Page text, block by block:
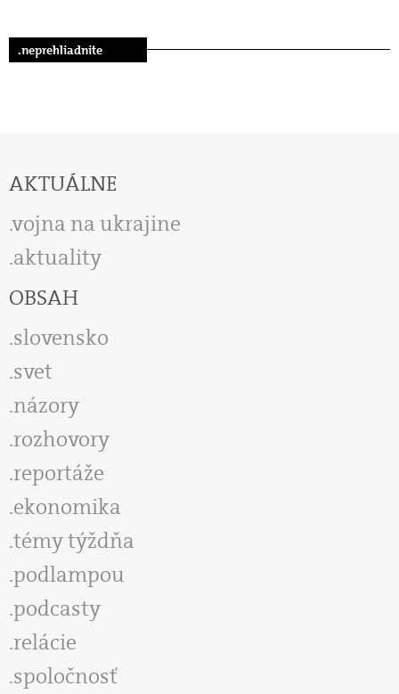
.neprehliadnite
AKTUÁLNE
vojna na ukrajine
aktuality
OBSAH
slovensko
svet
názory
rozhovory
reportáže
ekonomika
témy týždňa
podlampou
podcasty
relácie
spoločnosť